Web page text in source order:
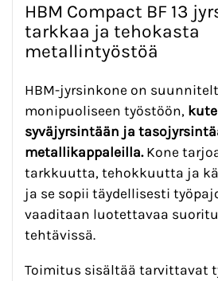
HBM Compact BF 13
tarkkaa ja tehokasta
metallintyöstöä
HBM-jyrsinkone on
monipuoliseen työstöön,
syväjyrsintään ja
metallikappaleilla.Kone
tarkkuutta, tehokkuutta ja
ja se sopii täydellisesti
vaaditaan luotettavaa
tehtävissä.
Toimitus sisältää tarvittavat